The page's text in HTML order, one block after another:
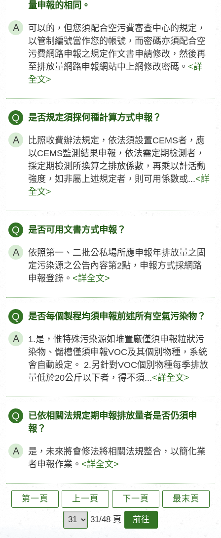
量申報的相同。
可以的，但您須配合空污費審查中心的規定，
以管制編號當作您的帳號，而密碼亦須配合空
污費網路申報之規定作文書申請修改，然後再
至排放量網路申報網站中上網修改密碼。 <詳
全文>
Q 是否規定須採何種計算方式申報？
比照收費辦法規定，依法須設置CEMS者，應
以CEMS監測結果申報，依法需定期檢測者，
採定期檢測所換算之排放係數，再乘以計活動
強度，如非屬上述規定者，則可用係數或...<詳
全文>
Q 是否可用文書方式申報？
依照第一、二批公私場所應申報年排放量之固
定污染源之公告內容第2點，申報方式採網路
申報登錄。 <詳全文>
Q 是否每個製程均須申報前述所有空氣污染物？
1.是，惟特殊污染源如堆置廠僅須申報粒狀污
染物、儲槽僅須申報VOC及其個別物種，系統
會自動設定。 2.另針對VOC個別物種每季排放
量低於20公斤以下者，得不須...<詳全文>
Q
已依相關法規定期申報排放量者是否仍須申
報？
是，未來將會修法將相關法規整合，以簡化業
者申報作業。 <詳全文>
第一頁 上一頁 下一頁 最末頁
31/48 頁
往